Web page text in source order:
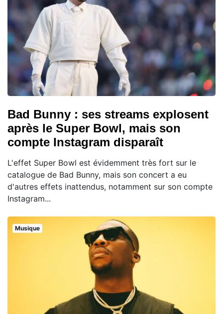
Bad Bunny : ses streams explosent
après le Super Bowl, mais son
compte Instagram disparaît
L'effet Super Bowl est évidemment très fort sur le
catalogue de Bad Bunny, mais son concert a eu
d'autres effets inattendus, notamment sur son compte
Instagram...
Musique